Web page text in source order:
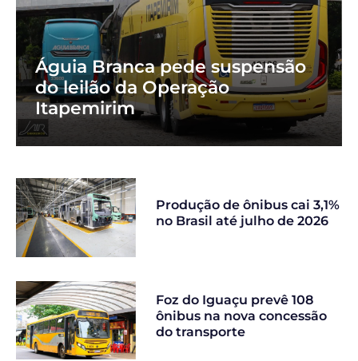
Águia Branca pede suspensão
do leilão da Operação
Itapemirim
Produção de ônibus cai 3,1%
no Brasil até julho de 2026
Foz do Iguaçu prevê 108
ônibus na nova concessão
do transporte